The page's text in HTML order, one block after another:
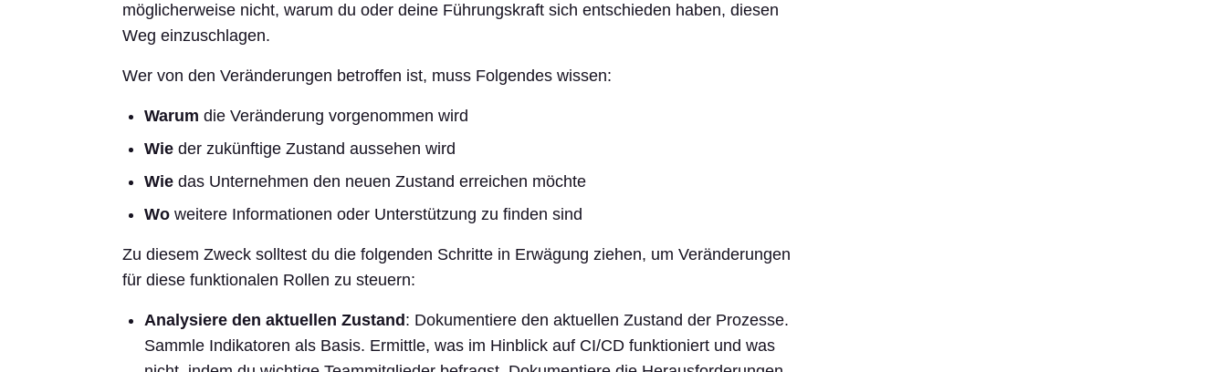
möglicherweise nicht, warum du oder deine Führungskraft sich entschieden haben, diesen
Weg einzuschlagen.
Wer von den Veränderungen betroffen ist, muss Folgendes wissen:
Warum die Veränderung vorgenommen wird
Wieder zukünftige Zustand aussehen wird
Wiedas Unternehmen den neuen Zustand erreichen möchte
Woweitere Informationen oder Unterstützung zu finden sind
Zu diesem Zweck solltest du die folgenden Schritte in Erwägung ziehen, um Veränderungen
für diese funktionalen Rollen zu steuern:
Analysiere den aktuellen Zustand : Dokumentiere den aktuellen Zustand der Prozesse.
Sammle Indikatoren als Basis. Ermittle, was im Hinblick auf CI/CD funktioniert und was